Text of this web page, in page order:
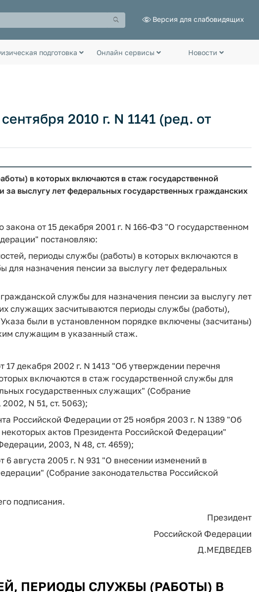
Версия для слабовидящих
подготовка Онлайн сервисы Новости
2010 г. N 1141 (ред. от
в которых включаются в стаж государственной
выслугу лет федеральных государственных гражданских
закона от 15 декабря 2001 г. N 166-ФЗ "О государственном
постановляю:
периоды службы (работы) в которых включаются в
для назначения пенсии за выслугу лет федеральных
службы для назначения пенсии за выслугу лет
служащих засчитываются периоды службы (работы),
были в установленном порядке включены (засчитаны)
служащим в указанный стаж.
декабря 2002 г. N 1413 "Об утверждении перечня
включаются в стаж государственной службы для
государственных служащих" (Собрание
N 51, ст. 5063);
Российской Федерации от 25 ноября 2003 г. N 1389 "Об
актов Президента Российской Федерации"
2003, N 48, ст. 4659);
августа 2005 г. N 931 "О внесении изменений в
(Собрание законодательства Российской
подписания.
Президент
Российской Федерации
Д.МЕДВЕДЕВ
ПЕРИОДЫ СЛУЖБЫ (РАБОТЫ) В